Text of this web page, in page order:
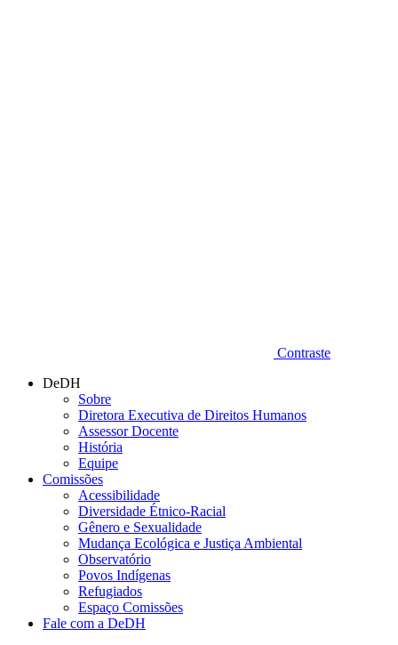
Contraste
DeDH
Sobre
Diretora Executiva de Direitos Humanos
Assessor Docente
História
Equipe
Comissões
Acessibilidade
Diversidade Étnico-Racial
Gênero e Sexualidade
Mudança Ecológica e Justiça Ambiental
Observatório
Povos Indígenas
Refugiados
Espaço Comissões
Fale com a DeDH